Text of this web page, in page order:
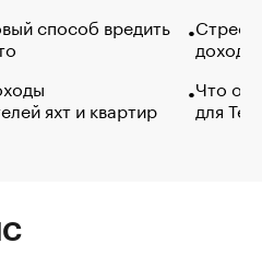
способ вредить
яхт и квартир
Что
для